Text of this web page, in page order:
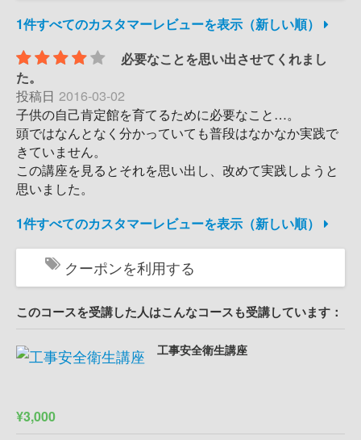
1件すべてのカスタマーレビューを表示（新しい順）
必要なことを思い出させてくれまし
た。
投稿日 2016-03-02
子供の自己肯定館を育てるために必要なこと…。
頭ではなんとなく分かっていても普段はなかなか実践で
きていません。
この講座を見るとそれを思い出し、改めて実践しようと
思いました。
1件すべてのカスタマーレビューを表示（新しい順）
クーポンを利用する
このコースを受講した人はこんなコースも受講しています：
工事安全衛生講座
¥3,000